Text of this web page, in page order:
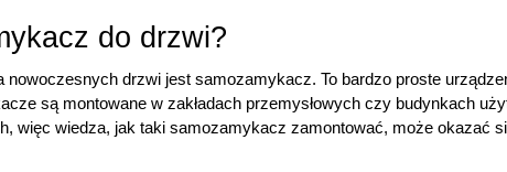
do drzwi?
drzwi jest samozamykacz. To bardzo proste
są montowane w zakładach przemysłowych czy budynkach
więc wiedza, jak taki samozamykacz zamontować, może okazać